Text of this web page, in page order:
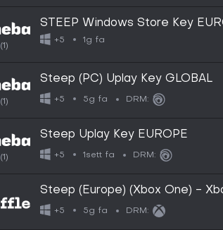
(1)
STEEP Windows Store Key
+5 1g fa
(1)
Steep (PC) Uplay Key GLOBAL
+5 5g fa DRM:
(1)
Steep Uplay Key EUROPE
+5 1sett fa DRM:
Steep (Europe) (Xbox One) -
+5 5g fa DRM: